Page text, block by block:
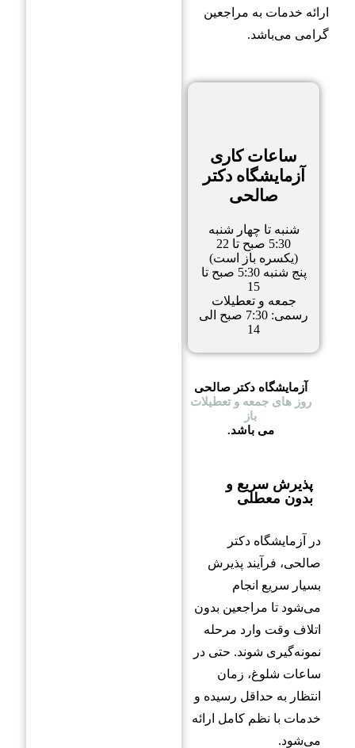
ارائه خدمات به مراجعین
گرامی می‌باشد.
ساعات کاری
آزمایشگاه دکتر
صالحی
شنبه تا چهار شنبه
5:30 صبح تا 22
(یکسره باز است)
پنج شنبه 5:30 صبح تا
15
جمعه و تعطیلات
رسمی: 7:30 صبح الی
14
آزمایشگاه دکتر صالحی
روز های جمعه و تعطیلات
باز
می باشد.
پذیرش سریع و
بدون معطلی
در آزمایشگاه دکتر
صالحی، فرآیند پذیرش
بسیار سریع انجام
می‌شود تا مراجعین بدون
اتلاف وقت وارد مرحله
نمونه‌گیری شوند. حتی در
ساعات شلوغ، زمان
انتظار به حداقل رسیده و
خدمات با نظم کامل ارائه
می‌شود.
ارتباط از طریق بله